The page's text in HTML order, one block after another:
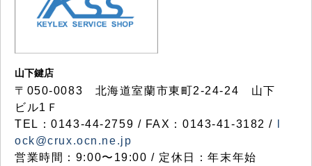
山下鍵店
〒050-0083 北海道室蘭市東町2-24-24 山下
ビル1Ｆ
TEL：0143-44-2759 / FAX：0143-41-3182 /
ock@crux.ocn.ne.jp
営業時間：9:00〜19:00 / 定休日：年末年始